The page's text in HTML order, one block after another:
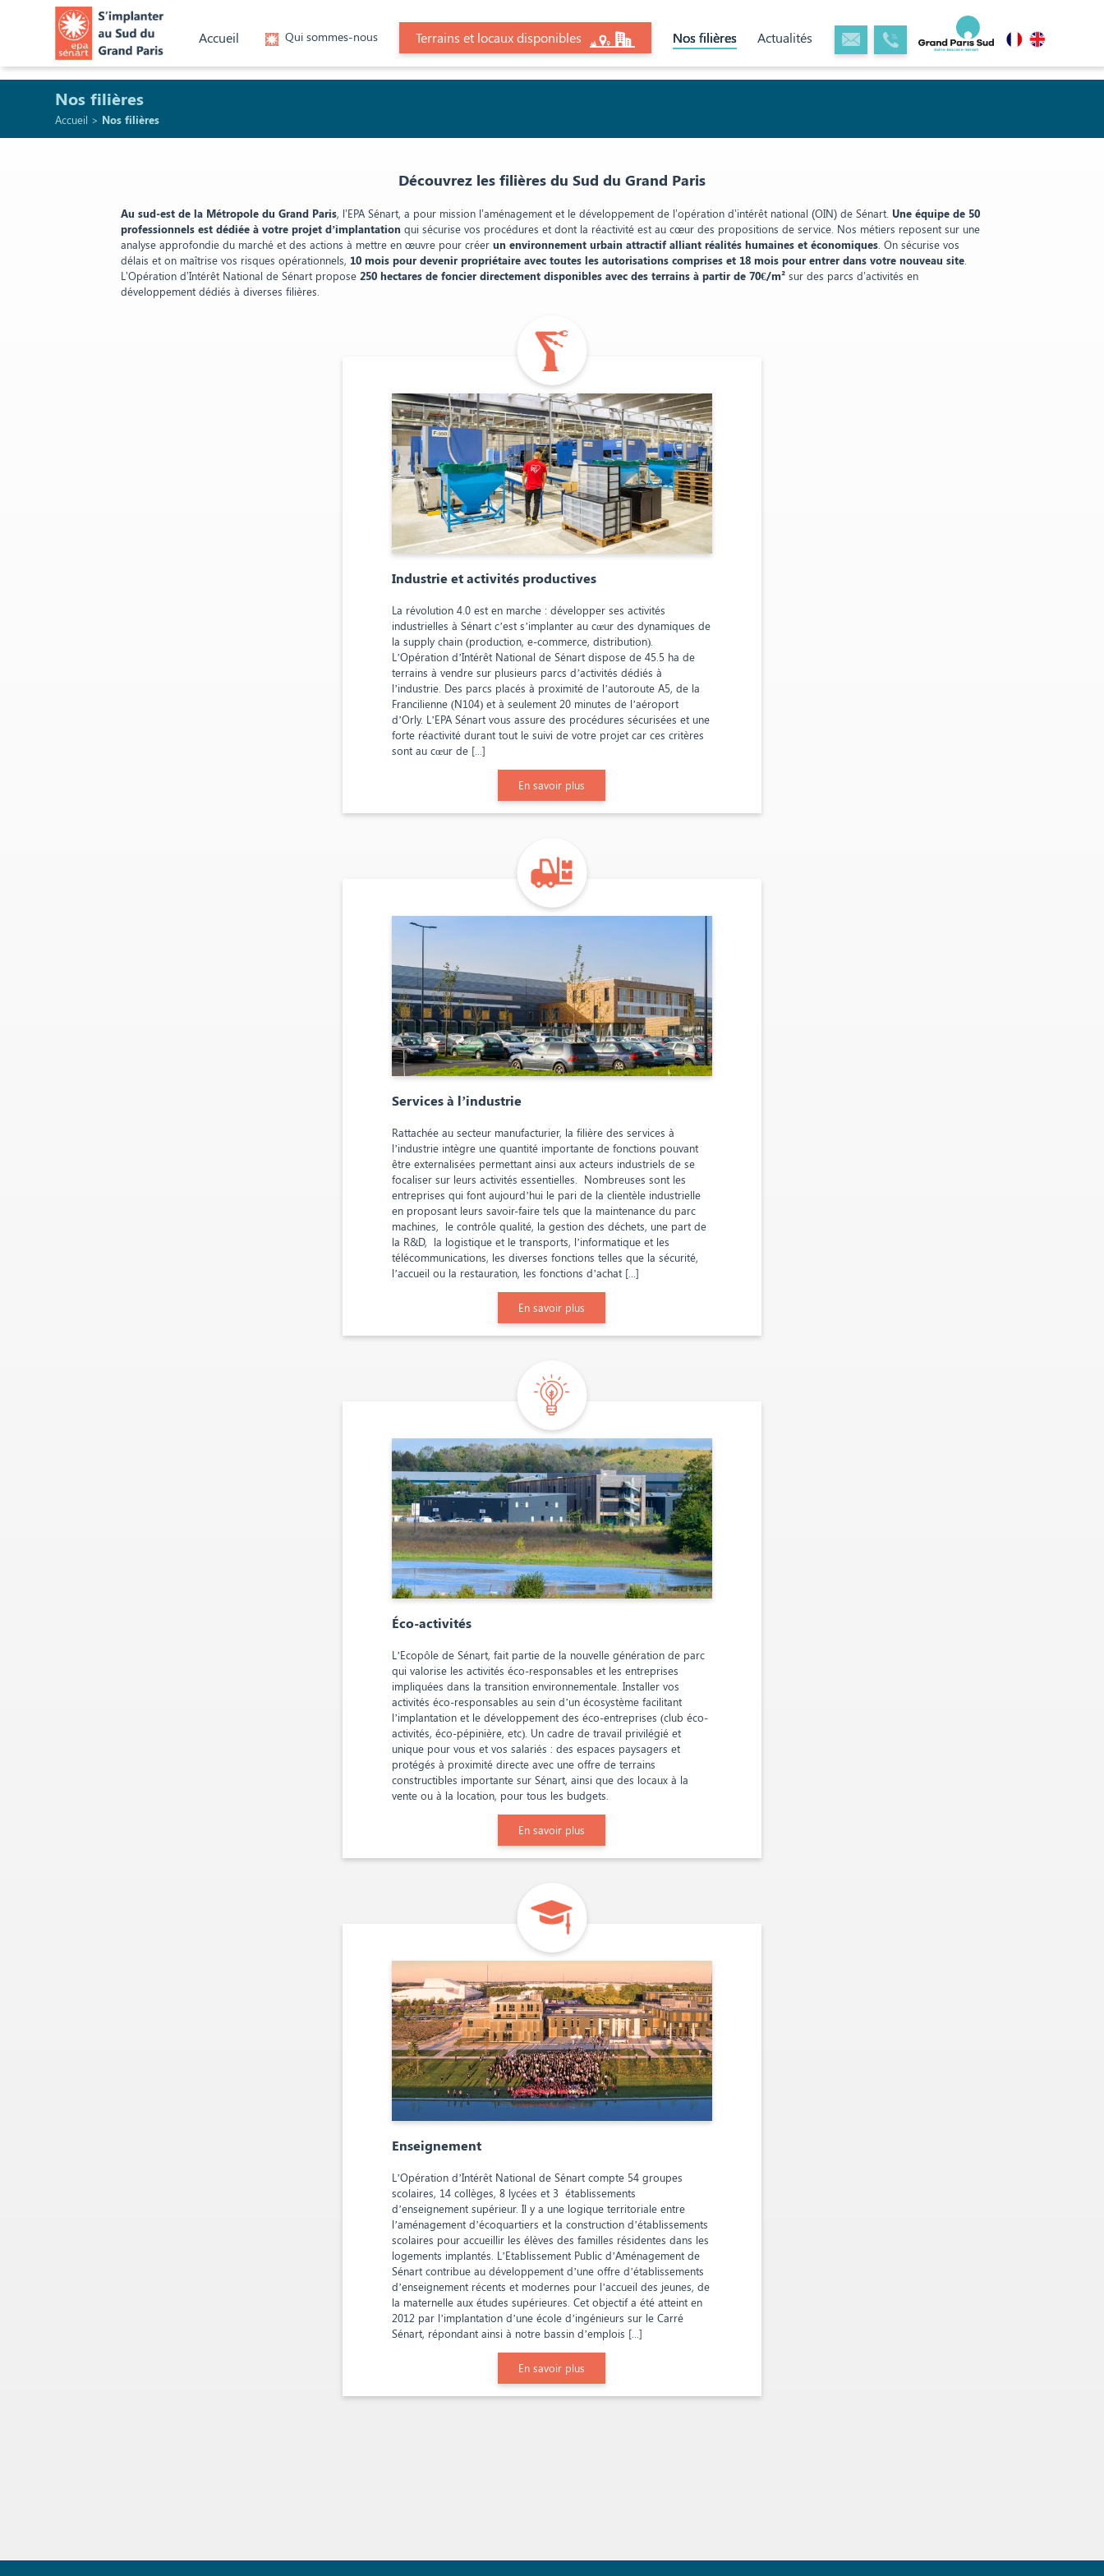
Accueil Qui sommes-nous Terrains et locaux disponibles Nos filières Actualités
Nos filières
Accueil > Nos filières
Découvrez les filières du Sud du Grand Paris
Au sud-est de la Métropole du Grand Paris, l’EPA Sénart, a pour mission l’aménagement et le développement de l’opération d’intérêt national (OIN) de Sénart. Une équipe de 50
professionnels est dédiée à votre projet d’implantation qui sécurise vos procédures et dont la réactivité est au cœur des propositions de service. Nos métiers reposent sur une
analyse approfondie du marché et des actions à mettre en œuvre pour créerun environnement urbain attractif alliant réalités humaines et économiques . On sécurise vos
délais et on maîtrise vos risques opérationnels, 10 mois pour devenir propriétaire avec toutes les autorisations comprises et 18 mois pour entrer dans votre nouveau site
L’Opération d’Intérêt National de Sénart propose250 hectares de foncier directement disponibles avec des terrains à partir de 70€/m² sur des parcs d’activités en
développement dédiés à diverses filières.
Industrie et activités productives
La révolution 4.0 est en marche : développer ses activités
industrielles à Sénart c’est s’implanter au cœur des dynamiques de
la supply chain (production, e-commerce, distribution).
L’Opération d’Intérêt National de Sénart dispose de 45.5 ha de
terrains à vendre sur plusieurs parcs d’activités dédiés à
l’industrie. Des parcs placés à proximité de l’autoroute A5, de la
Francilienne (N104) et à seulement 20 minutes de l’aéroport
d’Orly. L’EPA Sénart vous assure des procédures sécurisées et une
forte réactivité durant tout le suivi de votre projet car ces critères
sont au cœur de [...]
En savoir plus
Services à l’industrie
Rattachée au secteur manufacturier, la filière des services à
l’industrie intègre une quantité importante de fonctions pouvant
être externalisées permettant ainsi aux acteurs industriels de se
focaliser sur leurs activités essentielles. Nombreuses sont les
entreprises qui font aujourd’hui le pari de la clientèle industrielle
en proposant leurs savoir-faire tels que la maintenance du parc
machines, le contrôle qualité, la gestion des déchets, une part de
la R&D, la logistique et le transports, l’informatique et les
télécommunications, les diverses fonctions telles que la sécurité,
l’accueil ou la restauration, les fonctions d’achat [...]
En savoir plus
Éco-activités
L’Ecopôle de Sénart, fait partie de la nouvelle génération de parc
qui valorise les activités éco-responsables et les entreprises
impliquées dans la transition environnementale. Installer vos
activités éco-responsables au sein d’un écosystème facilitant
l’implantation et le développement des éco-entreprises (club éco-
activités, éco-pépinière, etc). Un cadre de travail privilégié et
unique pour vous et vos salariés : des espaces paysagers et
protégés à proximité directe avec une offre de terrains
constructibles importante sur Sénart, ainsi que des locaux à la
vente ou à la location, pour tous les budgets.
En savoir plus
Enseignement
L’Opération d’Intérêt National de Sénart compte 54 groupes
scolaires, 14 collèges, 8 lycées et 3 établissements
d’enseignement supérieur. Il y a une logique territoriale entre
l’aménagement d’écoquartiers et la construction d’établissements
scolaires pour accueillir les élèves des familles résidentes dans les
logements implantés. L’Etablissement Public d’Aménagement de
Sénart contribue au développement d’une offre d’établissements
d’enseignement récents et modernes pour l’accueil des jeunes, de
la maternelle aux études supérieures. Cet objectif a été atteint en
2012 par l’implantation d’une école d’ingénieurs sur le Carré
Sénart, répondant ainsi à notre bassin d’emplois [...]
En savoir plus